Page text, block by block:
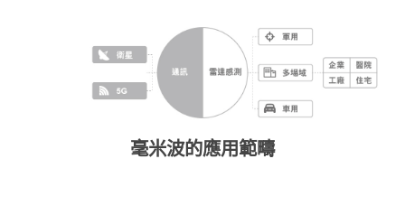
毫米波的應用範疇